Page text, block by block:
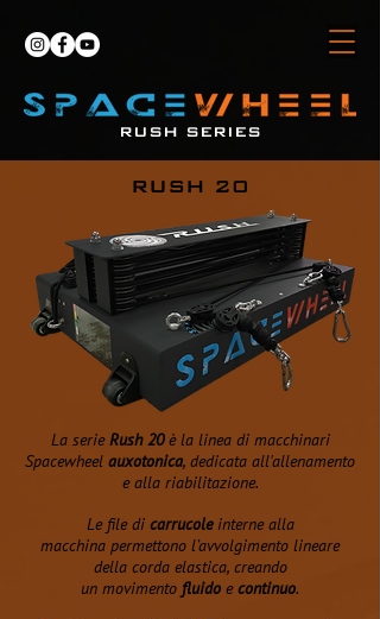
RUSH SERIES
RUSH 20
La serieRush 20è la linea di macchinari
Spacewheel auxotonica, dedicata all'allenamento
e alla riabilitazione.
Le file di carrucoleinterne alla
macchina permettono l’avvolgimento lineare
della corda elastica, creando
un movimento fluido econtinuo.